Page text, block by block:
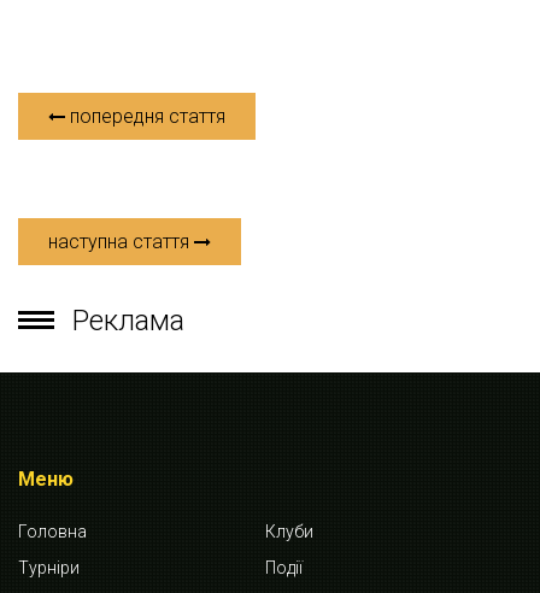
попередня стаття
наступна стаття
Реклама
Меню
Головна
Клуби
Турніри
Події